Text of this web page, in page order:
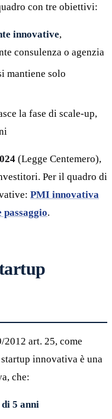
con tre obiettivi:
innovative,
consulenza o agenzia
mantiene solo
la fase di scale-up,
(Legge Centemero),
Per il quadro di
PMI innovativa
.
art. 25, come
innovativa è una
che:
5 anni